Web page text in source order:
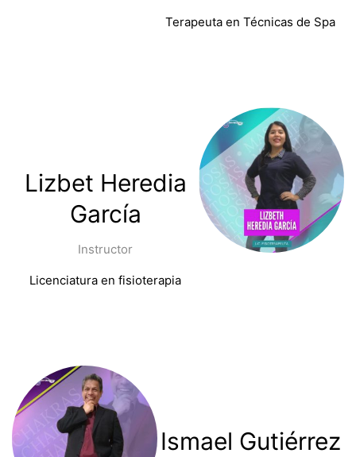
Terapeuta en Técnicas de Spa
Lizbet Heredia
García
Instructor
Licenciatura en fisioterapia
Ismael Gutiérrez